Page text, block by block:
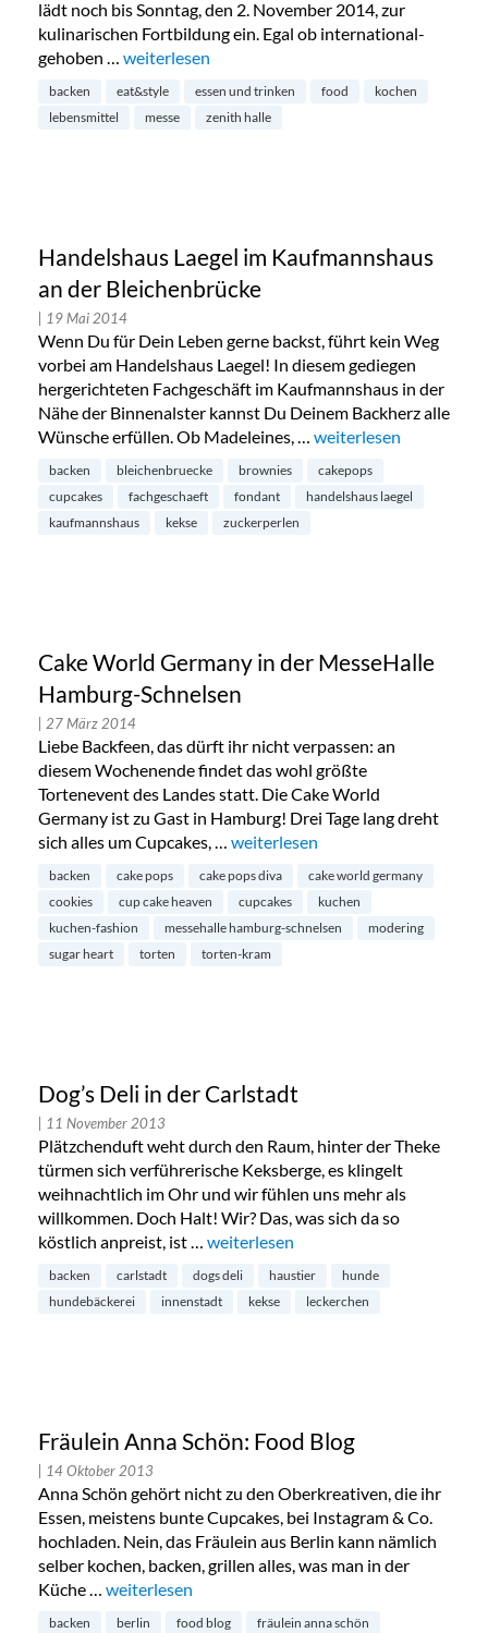
lädt noch bis Sonntag, den 2. November 2014, zur
kulinarischen Fortbildung ein. Egal ob international-
gehoben … „Eat&Style in der Kulturhalle Zenith“
weiterlesen
backen eat&style essen und trinken food
kochen
lebensmittel
messe zenith halle
Handelshaus Laegel im Kaufmannshaus
an der Bleichenbrücke
| 19 Mai 2014
Wenn Du für Dein Leben gerne backst, führt kein Weg
vorbei am Handelshaus Laegel! In diesem gediegen
hergerichteten Fachgeschäft im Kaufmannshaus in der
Nähe der Binnenalster kannst Du Deinem Backherz alle
Wünsche erfüllen. Ob Madeleines, … „Handelshaus Laegel
weiterlesen
backen bleichenbruecke brownies
cakepops
cupcakes
fachgeschaeft fondant
handelshaus laegel
kaufmannshaus
kekse zuckerperlen
Cake World Germany in der MesseHalle
Hamburg-Schnelsen
| 27 März 2014
Liebe Backfeen, das dürft ihr nicht verpassen: an
diesem Wochenende findet das wohl größte
Tortenevent des Landes statt. Die Cake World
Germany ist zu Gast in Hamburg! Drei Tage lang dreht
sich alles um Cupcakes, … „Cake World Germany in der
weiterlesen
backen cake pops cake pops diva
cake world germany
cookies
cup cake heaven cupcakes
kuchen
kuchen-fashion
messehalle hamburg-schnelsen
modering
sugar heart
torten torten-kram
Dog’s Deli in der Carlstadt
| 11 November 2013
Plätzchenduft weht durch den Raum, hinter der Theke
türmen sich verführerische Keksberge, es klingelt
weihnachtlich im Ohr und wir fühlen uns mehr als
willkommen. Doch Halt! Wir? Das, was sich da so
köstlich anpreist, ist … „Dog’s Deli in der Carlstadt“
weiterlesen
backen carlstadt dogs deli haustier
hunde
hundebäckerei
innenstadt kekse leckerchen
Fräulein Anna Schön: Food Blog
| 14 Oktober 2013
Anna Schön gehört nicht zu den Oberkreativen, die ihr
Essen, meistens bunte Cupcakes, bei Instagram & Co.
hochladen. Nein, das Fräulein aus Berlin kann nämlich
selber kochen, backen, grillen alles, was man in der
Küche … „Fräulein Anna Schön: Food Blog“
weiterlesen
backen berlin food blog
fräulein anna schön